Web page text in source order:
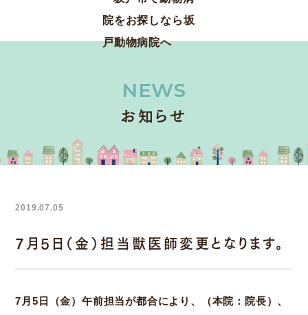
NEWS
お知らせ
2019.07.05
7月5日（金）担当獣医師変更となります。
7月5日（金）午前担当が都合により、（本院：院長）、